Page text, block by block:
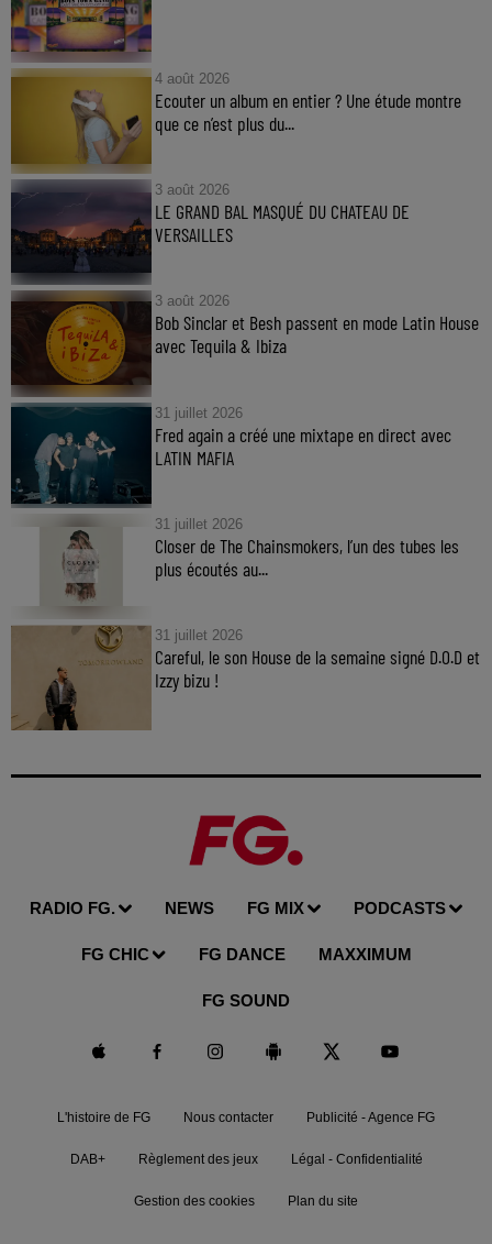
4 août 2026
Ecouter un album en entier ? Une étude montre
que ce n’est plus du...
3 août 2026
LE GRAND BAL MASQUÉ DU CHATEAU DE
VERSAILLES
3 août 2026
Bob Sinclar et Besh passent en mode Latin House
avec Tequila & Ibiza
31 juillet 2026
Fred again a créé une mixtape en direct avec
LATIN MAFIA
31 juillet 2026
Closer de The Chainsmokers, l’un des tubes les
plus écoutés au...
31 juillet 2026
Careful, le son House de la semaine signé D.O.D et
Izzy bizu !
RADIO FG. NEWS FG MIX PODCASTS
FG CHIC FG DANCE MAXXIMUM
FG SOUND
L'histoire de FG Nous contacter Publicité - Agence FG
DAB+ Règlement des jeux Légal - Confidentialité
Gestion des cookies Plan du site